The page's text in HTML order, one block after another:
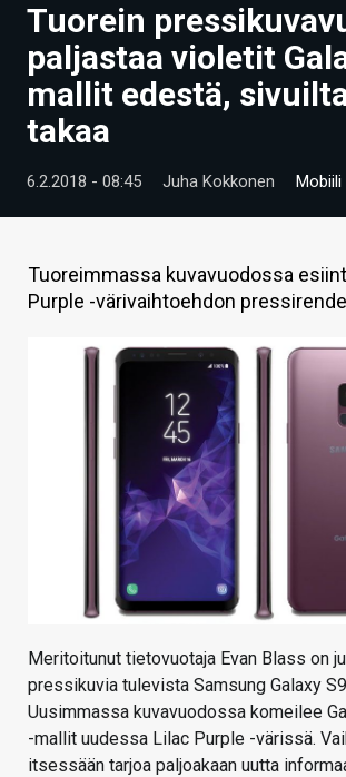
UUTISET
ARTIKKELIT
VIDEOT
TECHBBS
HINTA.FI
KAUPPA
VAIHDA TEEMA
Tuorein
paljastaa violetit
mallit edestä,
takaa
6.2.2018 - 08:45 Juha Kokkonen Mobiili
Tuoreimmassa kuvavuodossa
Purple -värivaihtoehdon
Meritoitunut tietovuotaja Evan Blass on
pressikuvia tulevista Samsung Galaxy
Uusimmassa kuvavuodossa komeilee
-mallit uudessa Lilac Purple -värissä.
itsessään tarjoa paljoakaan uutta